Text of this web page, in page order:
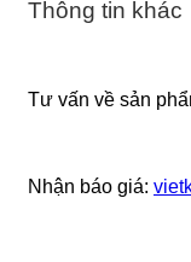
Thông tin khác
Tư vấn về sản
Nhận báo giá: